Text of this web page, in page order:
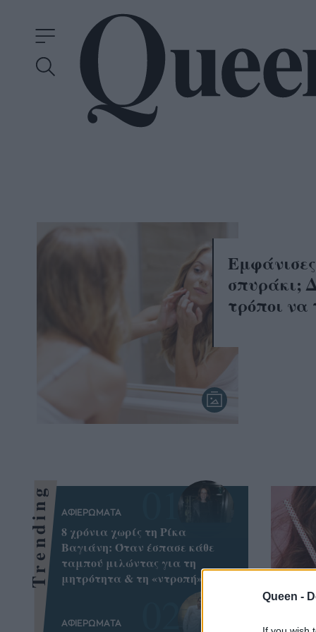
Queen -
σπυράκι;
τρόποι να
Trending ΑΦΙΕΡΩΜΑΤΑ
8 χρόνια χωρίς τη Ρίκα
Βαγιάνη: Όταν έσπασε κάθε
ταμπού μιλώντας για τη
μητρότητα & τη «ντροπή»
ΑΦΙΕΡΩΜΑΤΑ